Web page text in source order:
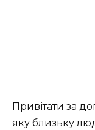
Привітати за
яку близьку